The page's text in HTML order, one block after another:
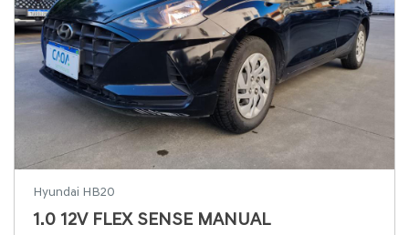
Hyundai HB20
1.0 12V FLEX SENSE MANUAL